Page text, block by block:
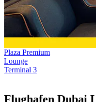
Plaza Premium
Lounge
Terminal 3
Flughafen Dubai